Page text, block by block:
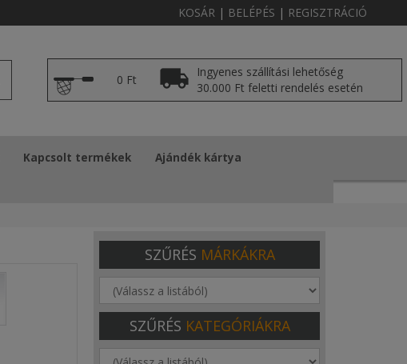
KOSÁR | BELÉPÉS | REGISZTRÁCIÓ
0 Ft
Ingyenes szállítási lehetőség
30.000 Ft feletti rendelés esetén
Kapcsolt termékek Ajándék kártya
SZŰRÉS MÁRKÁKRA
SZŰRÉS KATEGÓRIÁKRA